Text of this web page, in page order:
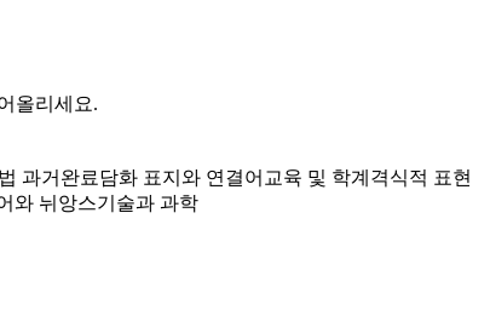
올리세요.
과거완료담화 표지와 연결어 교육 및 학계 격식적 표현
와 뉘앙스기술과 과학